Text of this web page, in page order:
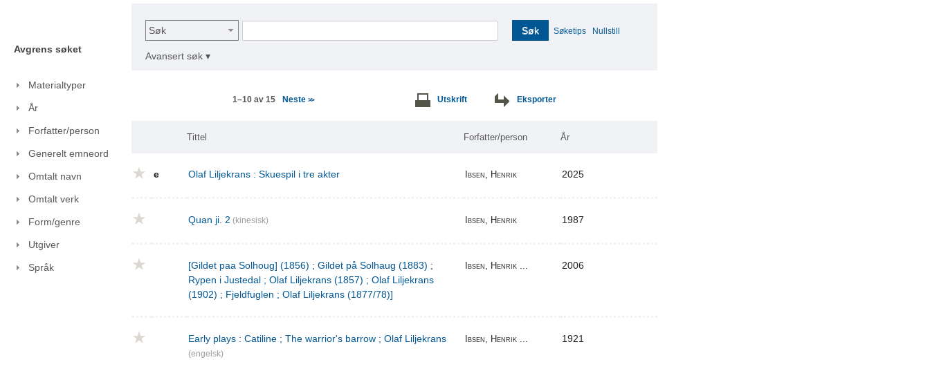
Avgrens søket
Materialtyper
År
Forfatter/person
Generelt emneord
Omtalt navn
Omtalt verk
Form/genre
Utgiver
Språk
Søk Søk Søketips Nullstill
Avansert søk ▾
1–10 av 15 Neste>> Utskrift Eksporter
Tittel Forfatter/person År
e Olaf Liljekrans : Skuespil i tre akter Ibsen, Henrik 2025
Quan ji. 2 (kinesisk) Ibsen, Henrik 1987
[Gildet paa Solhoug] (1856) ; Gildet på Solhaug (1883) ;
Rypen i Justedal ; Olaf Liljekrans (1857) ; Olaf Liljekrans
(1902) ; Fjeldfuglen ; Olaf Liljekrans (1877/78)]
Ibsen, Henrik ... 2006
Early plays : Catiline ; The warrior's barrow ; Olaf Liljekrans
(engelsk)
Ibsen, Henrik ... 1921